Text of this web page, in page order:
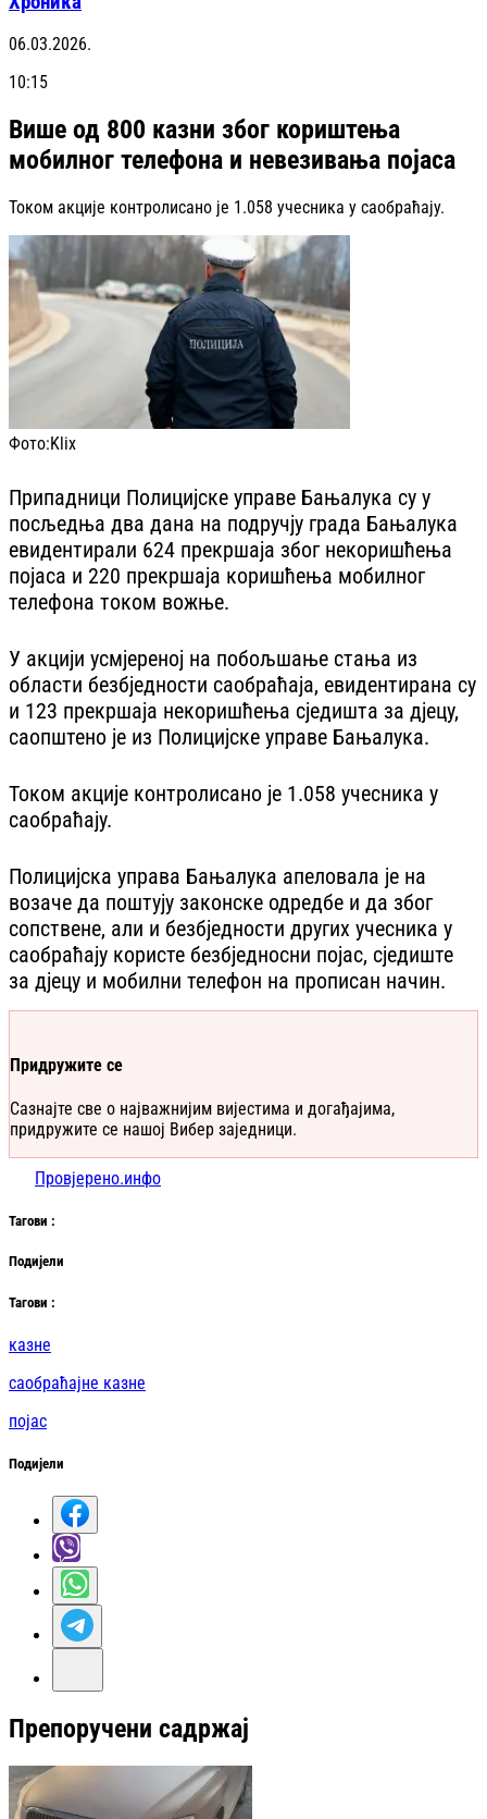
06.03.2026.
10:15
Више од 800 казни због кориштења
мобилног телефона и невезивања појаса
Током акције контролисано је 1.058 учесника у саобраћају.
Фото:Klix
Припадници Полицијске управе Бањалука су у
посљедња два дана на подручју града Бањалука
евидентирали 624 прекршаја због некоришћења
појаса и 220 прекршаја коришћења мобилног
телефона током вожње.
У акцији усмјереној на побољшање стања из
области безбједности саобраћаја, евидентирана су
и 123 прекршаја некоришћења сједишта за дјецу,
саопштено је из Полицијске управе Бањалука.
Током акције контролисано је 1.058 учесника у
саобраћају.
Полицијска управа Бањалука апеловала је на
возаче да поштују законске одредбе и да због
сопствене, али и безбједности других учесника у
саобраћају користе безбједносни појас, сједиште
за дјецу и мобилни телефон на прописан начин.
Придружите се
Сазнајте све о најважнијим вијестима и догађајима,
придружите се нашој Вибер заједници.
Провјерено.инфо
Тагови :
Подијели
Тагови :
казне
саобраћајне казне
појас
Подијели
Препоручени садржај